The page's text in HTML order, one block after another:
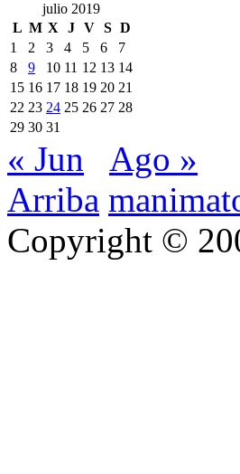
julio 2019
L M X J V S D
1
2 3 4 5 6
7
8
9 10 11 12 13 14
15 16 17 18 19 20 21
22 23 24 25 26 27 28
29 30 31
« Jun
Ago »
Arriba
Copyright ©